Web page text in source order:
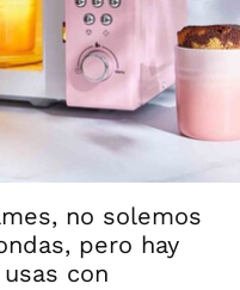
no solemos
pero hay
con